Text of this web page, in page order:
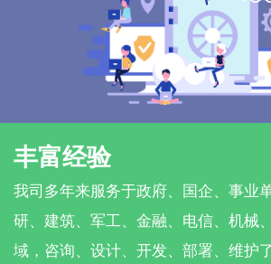
丰富经验
我司多年来服务于政府、国企、事业
研、建筑、军工、金融、电信、机械
域，咨询、设计、开发、部署、维护